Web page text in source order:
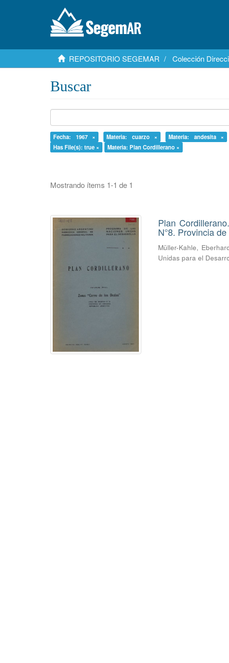
REPOSITORIO SEGEMAR Colección
Buscar
Fecha: 1967 × Materia: cuarzo × Materia: andesita ×
Has File(s): true ×
Materia: Plan Cordillerano ×
Mostrando ítems 1-1 de 1
Plan
N°8. Provincia
Müller-Kahle,
Unidas para el